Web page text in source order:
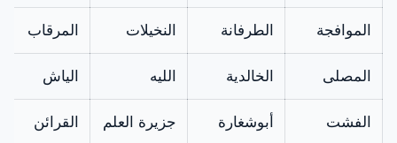
الموافجة الطرفانة النخيلات المرقاب
المصلى الخالدية الليه الياش
الفشت أبوشغارة جزيرة العلم القرائن